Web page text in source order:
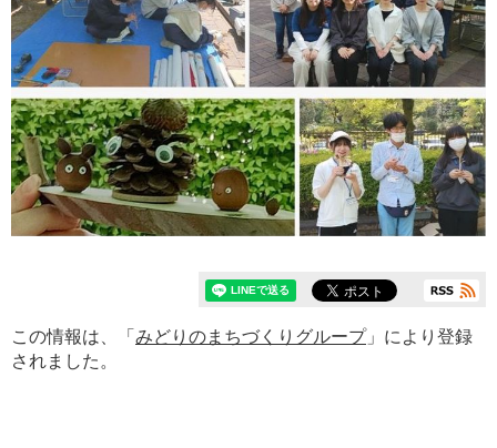
この情報は、「 みどりのまちづくりグループ」により登録
されました。